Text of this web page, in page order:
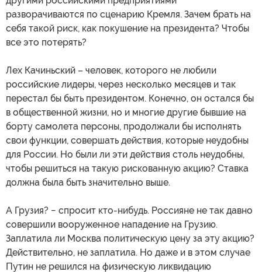
разворачиваются по сценарию Кремля. Зачем брать на
себя такой риск, как покушение на президента? Чтобы
все это потерять?
Лех Качиньский – человек, которого не любили
российские лидеры, через несколько месяцев и так
перестал бы быть президентом. Конечно, он остался бы
в общественной жизни, но и многие другие бывшие на
борту самолета персоны, продолжали бы исполнять
свои функции, совершать действия, которые неудобны
для России. Но были ли эти действия столь неудобны,
чтобы решиться на такую рискованную акцию? Ставка
должна была быть значительно выше.
А Грузия? − спросит кто-нибудь. Россияне не так давно
совершили вооруженное нападение на Грузию.
Заплатила ли Москва политическую цену за эту акцию?
Действительно, не заплатила. Но даже и в этом случае
Путин не решился на физическую ликвидацию